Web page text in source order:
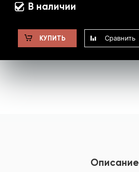
В наличии
КУПИТЬ Сравнить
Описание